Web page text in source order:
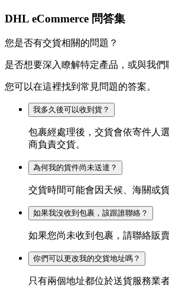
DHL eCommerce 問答集
您是否有交貨相關的問題？
是否想要深入瞭解特定產品，或與我們
您可以在這裡找到常見問題的答案。
我多久後可以收到貨？
包裹經處理後，交貨會依寄件人
商負責交貨。
為何我的貨件尚未送達？
交貨時間可能會因天候、海關或
如果我沒收到包裹，該跟誰聯絡？
如果您尚未收到包裹，請聯絡販
你們可以更改我的交貨地址嗎？
只有兩個地址都位於送貨服務業